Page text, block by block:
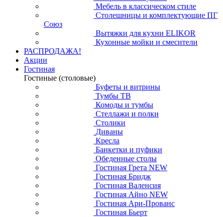
Мебель в классическом стиле
Столешницы и комплектующие ПГ
Союз
Вытяжки для кухни ELIKOR
Кухонные мойки и смесители
РАСПРОДАЖА!
Акции
Гостиная
Гостиные (столовые)
Буфеты и витрины
Тумбы ТВ
Комоды и тумбы
Стеллажи и полки
Столики
Диваны
Кресла
Банкетки и пуфики
Обеденные столы
Гостиная Грета NEW
Гостиная Бридж
Гостиная Валенсия
Гостиная Айно NEW
Гостиная Ари-Прованс
Гостиная Бьерт